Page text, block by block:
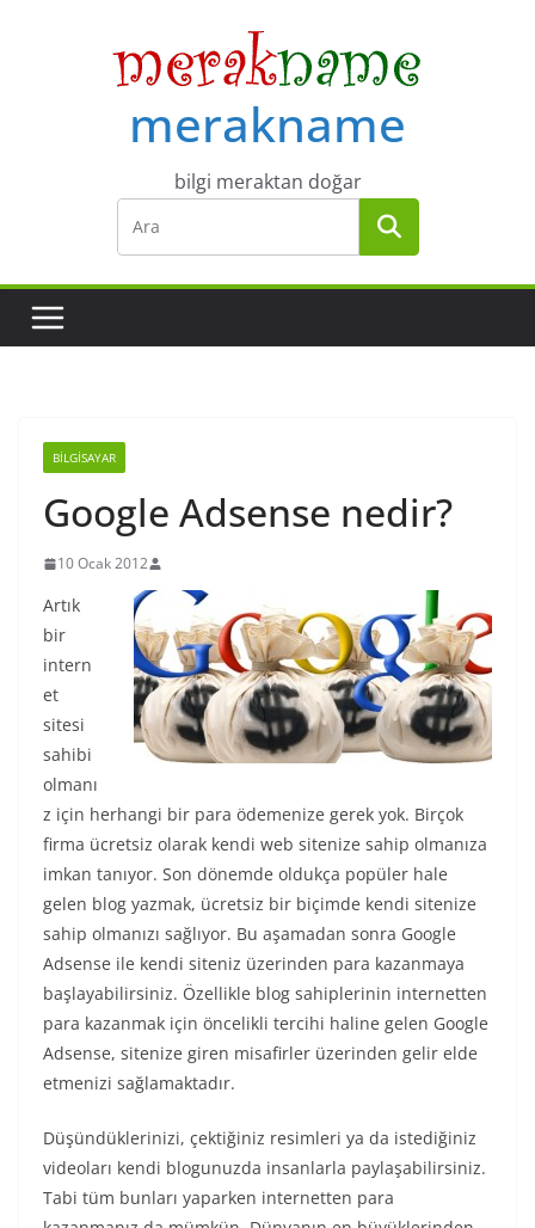
merakname
bilgi meraktan doğar
BILGISAYAR
Google Adsense nedir?
10 Ocak 2012
Artık
bir
intern
et
sitesi
sahibi
olmanı
z için herhangi bir para ödemenize gerek yok. Birçok
firma ücretsiz olarak kendi web sitenize sahip olmanıza
imkan tanıyor. Son dönemde oldukça popüler hale
gelen blog yazmak, ücretsiz bir biçimde kendi sitenize
sahip olmanızı sağlıyor. Bu aşamadan sonra Google
Adsense ile kendi siteniz üzerinden para kazanmaya
başlayabilirsiniz. Özellikle blog sahiplerinin internetten
para kazanmak için öncelikli tercihi haline gelen Google
Adsense, sitenize giren misafirler üzerinden gelir elde
etmenizi sağlamaktadır.
Düşündüklerinizi, çektiğiniz resimleri ya da istediğiniz
videoları kendi blogunuzda insanlarla paylaşabilirsiniz.
Tabi tüm bunları yaparken internetten para